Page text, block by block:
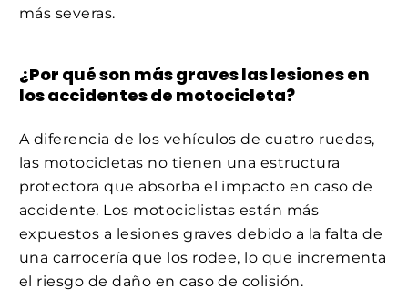
más severas.
¿Por qué son más graves las lesiones en
los accidentes de motocicleta?
A diferencia de los vehículos de cuatro ruedas,
las motocicletas no tienen una estructura
protectora que absorba el impacto en caso de
accidente. Los motociclistas están más
expuestos a lesiones graves debido a la falta de
una carrocería que los rodee, lo que incrementa
el riesgo de daño en caso de colisión.